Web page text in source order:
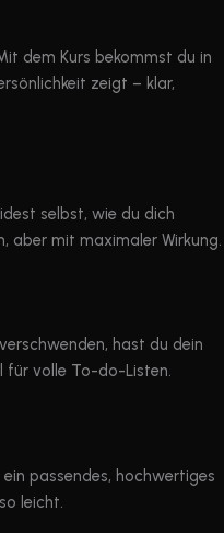
dem Kurs bekommst du in
zeigt – klar,
selbst, wie du dich
aber mit maximaler Wirkung.
hast du dein
für volle To-do-Listen.
passendes, hochwertiges
leicht.